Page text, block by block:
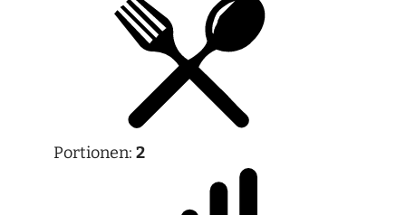
Portionen: 2